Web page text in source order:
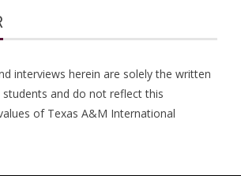
interviews herein are solely the written
and do not reflect this
of Texas A&M International